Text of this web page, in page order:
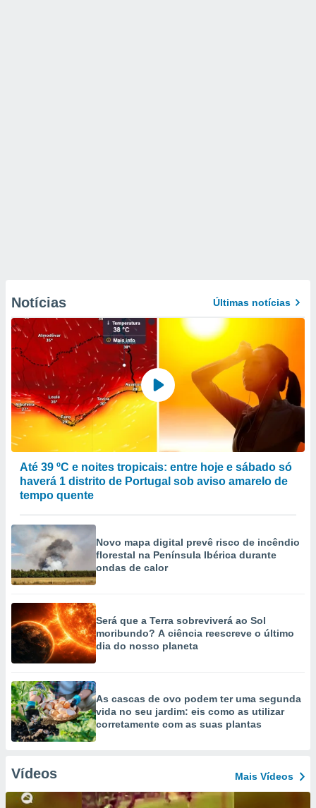
Notícias Últimas notícias
Até 39 ºC e noites tropicais: entre hoje e sábado só
haverá 1 distrito de Portugal sob aviso amarelo de
tempo quente
Novo mapa digital prevê risco de incêndio
florestal na Península Ibérica durante
ondas de calor
Será que a Terra sobreviverá ao Sol
moribundo? A ciência reescreve o último
dia do nosso planeta
As cascas de ovo podem ter uma segunda
vida no seu jardim: eis como as utilizar
corretamente com as suas plantas
Vídeos Mais Vídeos